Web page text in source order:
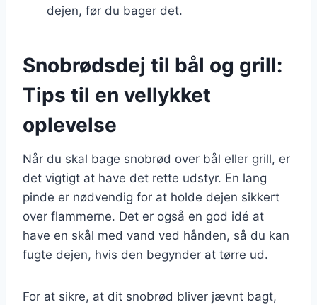
dejen, før du bager det.
Snobrødsdej til bål og grill:
Tips til en vellykket
oplevelse
Når du skal bage snobrød over bål eller grill, er
det vigtigt at have det rette udstyr. En lang
pinde er nødvendig for at holde dejen sikkert
over flammerne. Det er også en god idé at
have en skål med vand ved hånden, så du kan
fugte dejen, hvis den begynder at tørre ud.
For at sikre, at dit snobrød bliver jævnt bagt,